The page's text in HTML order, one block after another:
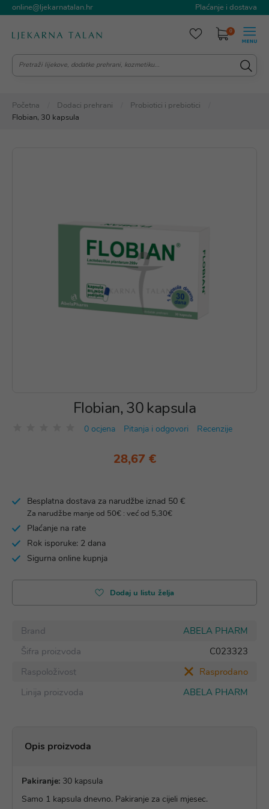
online@ljekarnatalan.hr Plaćanje i dostava
0
Početna Dodaci prehrani
Probiotici i prebiotici
Flobian, 30 kapsula
Flobian, 30 kapsula
0 ocjena Pitanja i odgovori Recenzije
28,67 €
Besplatna dostava za narudžbe iznad 50 €
Za narudžbe manje od 50€ : već od 5,30€
Plaćanje na rate
Rok isporuke: 2 dana
Sigurna online kupnja
Dodaj u listu želja
Brand
ABELA PHARM
Šifra proizvoda
C023323
Raspoloživost
Rasprodano
Linija proizvoda
ABELA PHARM
Opis proizvoda
Pakiranje: 30 kapsula
Samo 1 kapsula dnevno. Pakiranje za cijeli mjesec.